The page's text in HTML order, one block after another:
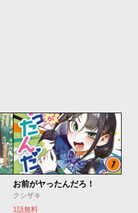
お前がヤったんだろ！
クシザキ
1話無料